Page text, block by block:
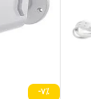
-7%